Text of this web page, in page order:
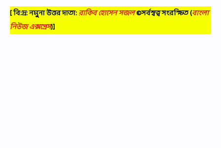
[ বি:দ্র: নমুনা উত্তর দাতা:রাকিব হোসেন সজল©সর্বস্বত্ব সংরক্ষিত(বাংলা
নিউজ এক্সপ্রেস)]